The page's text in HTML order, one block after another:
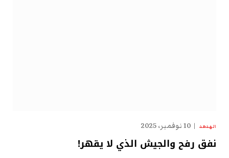
الهدهد 10 نوفمبر، 2025
نفق رفح والجيش الذي لا يقهر!